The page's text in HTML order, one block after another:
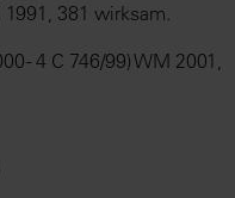
381 wirksam.
- 4 C 746/99) WM 2001,